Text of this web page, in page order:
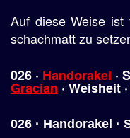
Auf diese Weise ist
schachmatt zu
026 · Handorakel ·
Gracian·Weisheit ·
026 · Handorakel ·